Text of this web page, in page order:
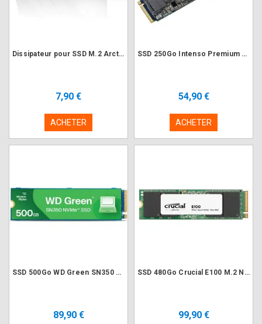
Dissipateur pour SSD M.2 Arctic M2 Pro Black (PC/PS5)
7,90 €
ACHETER
SSD 250Go Intenso Premium M.2 NVMe PCIe 3.0
54,90 €
ACHETER
SSD 500Go WD Green SN350 M.2 NVMe PCIe 3.0
89,90 €
SSD 480Go Crucial E100 M.2 NVMe PCIe 4.0 (Tray)
99,90 €